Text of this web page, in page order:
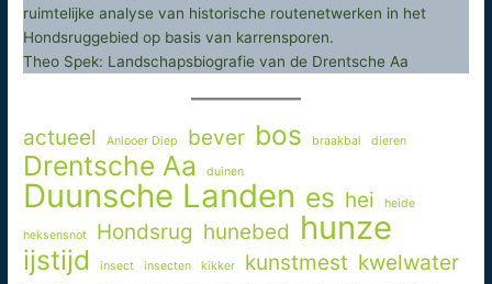
ruimtelijke analyse van historische routenetwerken in het
Hondsruggebied op basis van karrensporen.
Theo Spek: Landschapsbiografie van de Drentsche Aa
actueel Anlooer Diep bever bos braakbal dieren
Drentsche Aa duinen
Duunsche Landen es hei heide
heksensnot Hondsrug hunebed hunze
ijstijd insect insecten kikker kunstmest kwelwater